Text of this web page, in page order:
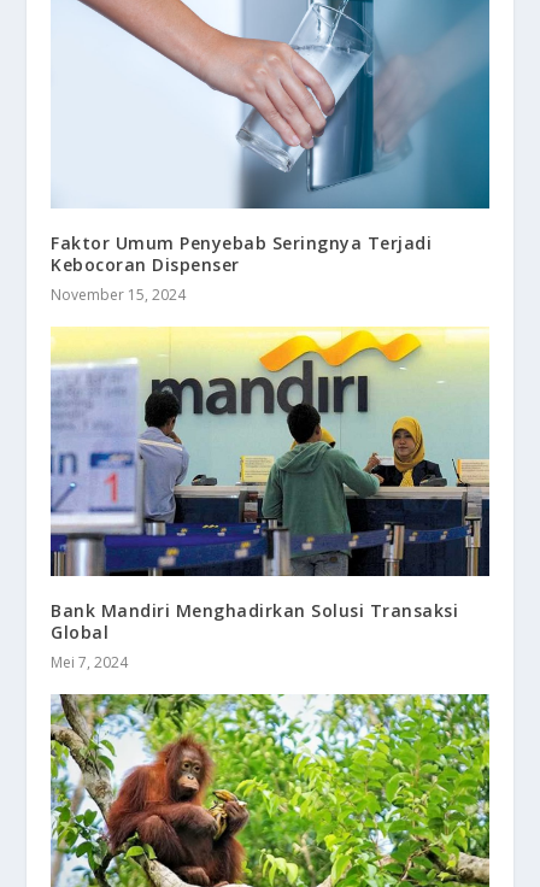
Faktor Umum Penyebab Seringnya Terjadi
Kebocoran Dispenser
November 15, 2024
Bank Mandiri Menghadirkan Solusi Transaksi
Global
Mei 7, 2024